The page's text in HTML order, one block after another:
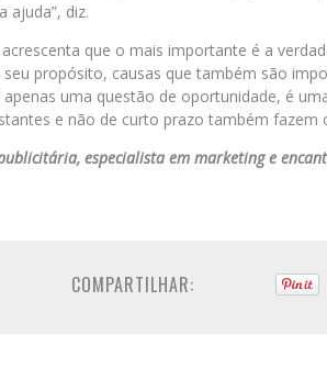
ajuda”, diz.
que o mais importante é a
propósito, causas que também são
uma questão de oportunidade, é
e não de curto prazo também fazem
especialista em marketing e
COMPARTILHAR: